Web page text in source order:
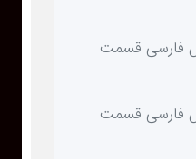
فارسی قسمت
فارسی قسمت